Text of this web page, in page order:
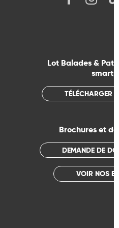
Lot Balades &
TÉLÉCHARGER
Brochures et
DEMANDE DE
VOIR NOS